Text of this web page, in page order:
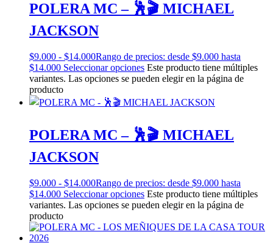
POLERA MC – 🕺🎬 MICHAEL
JACKSON
$9.000 - $14.000Rango de precios: desde $9.000 hasta
$14.000 Seleccionar opciones Este producto tiene múltiples
variantes. Las opciones se pueden elegir en la página de
producto
POLERA MC – 🕺🎬 MICHAEL
JACKSON
$9.000 - $14.000Rango de precios: desde $9.000 hasta
$14.000 Seleccionar opciones Este producto tiene múltiples
variantes. Las opciones se pueden elegir en la página de
producto